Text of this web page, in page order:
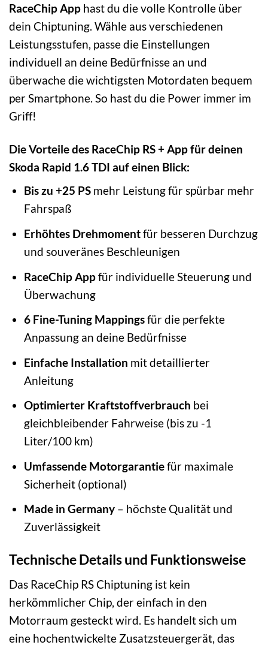
RaceChip App hast du die volle Kontrolle über
dein Chiptuning. Wähle aus verschiedenen
Leistungsstufen, passe die Einstellungen
individuell an deine Bedürfnisse an und
überwache die wichtigsten Motordaten bequem
per Smartphone. So hast du die Power immer im
Griff!
Die Vorteile des RaceChip RS + App für deinen
Skoda Rapid 1.6 TDI auf einen Blick:
Bis zu +25 PSmehr Leistung für spürbar mehr
Fahrspaß
Erhöhtes Drehmomentfür besseren Durchzug
und souveränes Beschleunigen
RaceChip Appfür individuelle Steuerung und
Überwachung
6 Fine-Tuning Mappingsfür die perfekte
Anpassung an deine Bedürfnisse
Einfache Installation mit detaillierter
Anleitung
Optimierter Kraftstoffverbrauch bei
gleichbleibender Fahrweise (bis zu -1
Liter/100 km)
Umfassende Motorgarantiefür maximale
Sicherheit (optional)
Made in Germany– höchste Qualität und
Zuverlässigkeit
Technische Details und Funktionsweise
Das RaceChip RS Chiptuning ist kein
herkömmlicher Chip, der einfach in den
Motorraum gesteckt wird. Es handelt sich um
eine hochentwickelte Zusatzsteuergerät, das